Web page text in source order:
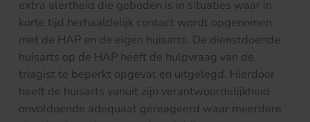
extra alertheid die geboden is in situaties waar in
korte tijd herhaaldelijk contact wordt opgenomen
met de HAP en de eigen huisarts. De dienstdoende
huisarts op de HAP heeft de hulpvraag van de
triagist te beperkt opgevat en uitgelegd. Hierdoor
heeft de huisarts vanuit zijn verantwoordelijkheid
onvoldoende adequaat gereageerd waar meerdere